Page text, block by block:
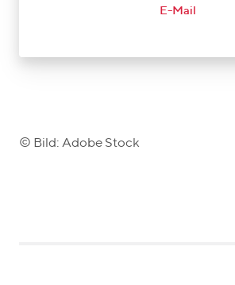
E-Mail
© Bild: Adobe Stock